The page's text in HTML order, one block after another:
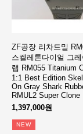
ZF공장 리차드밀
스켈레톤다이얼 그
랩 RM055 Titanium
1:1 Best Edition
On Gray Shark
RMUL2 Super Clone
1,397,000원
NEW